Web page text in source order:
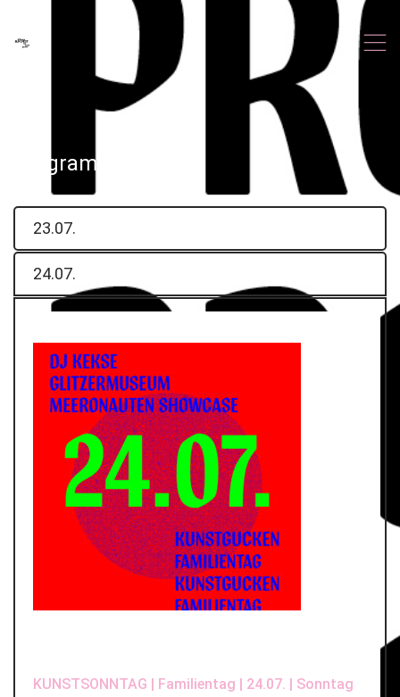
,
Programm 24.07.
23.07.
24.07.
KUNSTSONNTAG | Familientag | 24.07. | Sonntag